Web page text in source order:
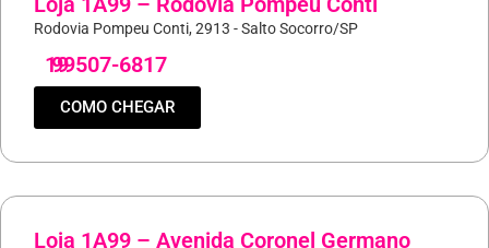
Rodovia Pompeu Conti, 2913 - Salto Socorro/SP
19
99507-6817
COMO CHEGAR
Loja 1A99 – Avenida Coronel Germano